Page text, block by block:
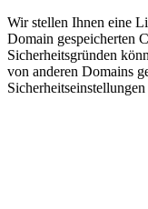
Wir stellen Ihnen eine
Domain gespeicherten
Sicherheitsgründen
von anderen Domains